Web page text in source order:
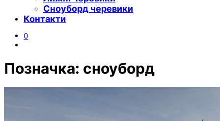
Сноуборд черевики
Контакти
0
Позначка: сноуборд